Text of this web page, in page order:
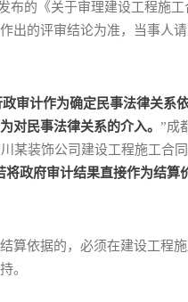
布的《关于审理建设工程施
出的评审结论为准，当事人
审计作为确定民事法律关系
对民事法律关系的介入。 ”成
某装饰公司建设工程施工合
政府审计结果直接作为结算
算依据的，必须在建设工程
。